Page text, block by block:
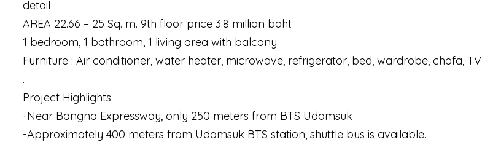
detail
AREA 22.66 – 25 Sq. m. 9th floor price 3.8 million baht
1 bedroom, 1 bathroom, 1 living area with balcony
Furniture : Air conditioner, water heater, microwave, refrigerator, bed, wardrobe, chofa, TV
.
Project Highlights
-Near Bangna Expressway, only 250 meters from BTS Udomsuk
-Approximately 400 meters from Udomsuk BTS station, shuttle bus is available.